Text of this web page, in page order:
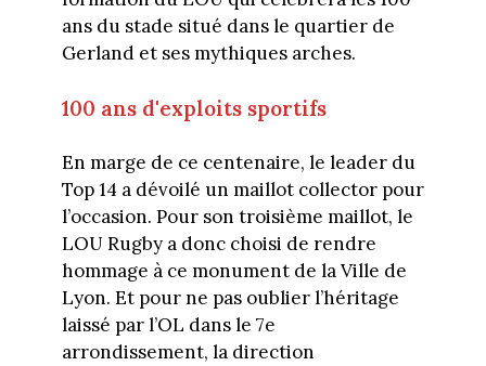
ans du stade situé dans le quartier de
Gerland et ses mythiques arches.
100 ans d'exploits sportifs
En marge de ce centenaire, le leader du
Top 14 a dévoilé un maillot collector pour
l’occasion. Pour son troisième maillot, le
LOU Rugby a donc choisi de rendre
hommage à ce monument de la Ville de
Lyon. Et pour ne pas oublier l’héritage
laissé par l’OL dans le 7e
arrondissement, la direction